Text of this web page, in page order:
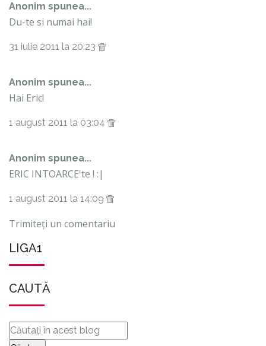
Anonim spunea...
Du-te si numai hai!
31 iulie 2011 la 20:23
Anonim spunea...
Hai Eric!
1 august 2011 la 03:04
Anonim spunea...
ERIC INTOARCE'te ! :|
1 august 2011 la 14:09
Trimiteți un comentariu
LIGA1
CAUTĂ